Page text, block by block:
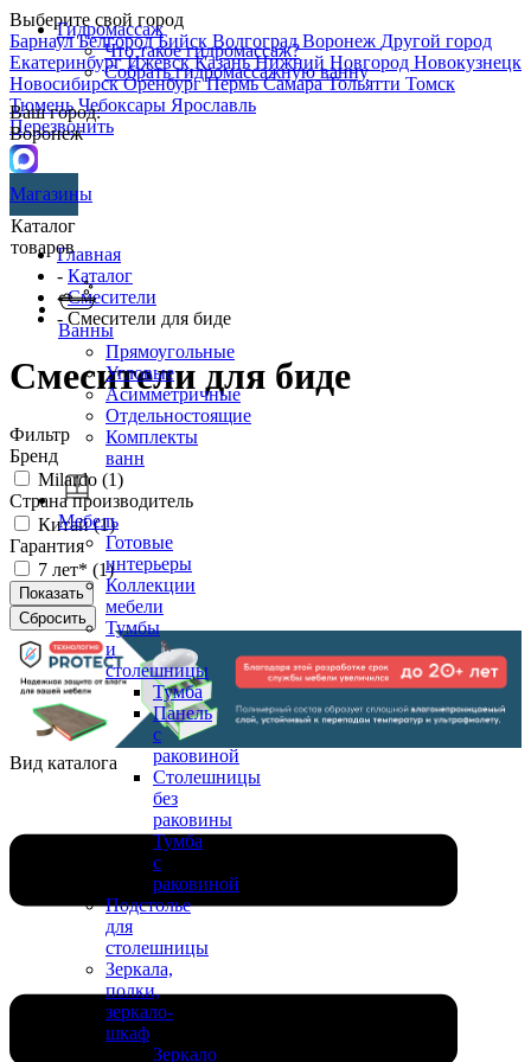
Выберите свой город
БарнаулБелгородБийск ВолгоградВоронеж Другой город
ЕкатеринбургИжевскКазаньНижний Новгород Новокузнецк
НовосибирскОренбургПермьСамараТольятти Томск
ТюменьЧебоксары Ярославль
Перезвонить
Гидромассаж
Что такое гидромассаж?
Собрать гидромассажную ванну
Ваш город:
Воронеж
Магазины
Каталог
товаров
Ванны
Прямоугольные
Угловые
Асимметричные
Отдельностоящие
Комплекты
ванн
Мебель
Готовые
интерьеры
Коллекции
мебели
Тумбы
и
столешницы
Тумба
Панель
с
раковиной
Столешницы
без
раковины
Тумба
с
раковиной
Подстолье
для
столешницы
Зеркала,
полки,
зеркало-
шкаф
Зеркало
Главная
- Каталог
-Смесители
- Смесители для биде
Смесители для биде
Фильтр
Бренд
Milardo (1)
Страна производитель
Китай (1)
Гарантия
7 лет* (1)
Вид каталога